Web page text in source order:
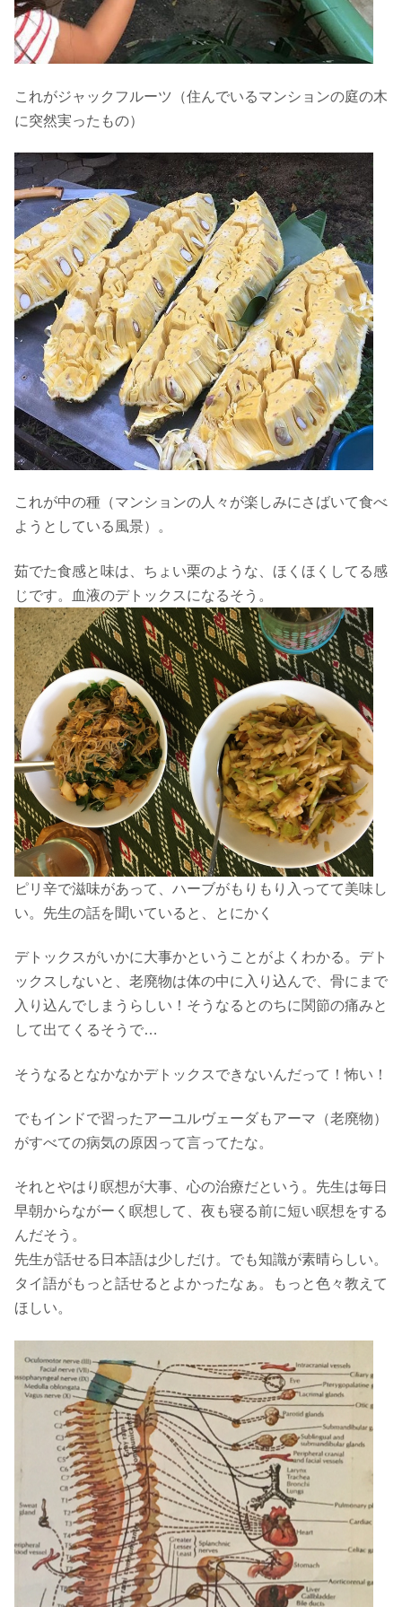
これがジャックフルーツ（住んでいるマンションの庭の木
に突然実ったもの）
これが中の種（マンションの人々が楽しみにさばいて食べ
ようとしている風景）。
茹でた食感と味は、ちょい栗のような、ほくほくしてる感
じです。血液のデトックスになるそう。
ピリ辛で滋味があって、ハーブがもりもり入ってて美味し
い。先生の話を聞いていると、とにかく
デトックスがいかに大事かということがよくわかる。デト
ックスしないと、老廃物は体の中に入り込んで、骨にまで
入り込んでしまうらしい！そうなるとのちに関節の痛みと
して出てくるそうで…
そうなるとなかなかデトックスできないんだって！怖い！
でもインドで習ったアーユルヴェーダもアーマ（老廃物）
がすべての病気の原因って言ってたな。
それとやはり瞑想が大事、心の治療だという。先生は毎日
早朝からながーく瞑想して、夜も寝る前に短い瞑想をする
んだそう。
先生が話せる日本語は少しだけ。 でも知識が素晴らしい。
タイ語がもっと話せるとよかったなぁ。
もっと色々教えて
ほしい。